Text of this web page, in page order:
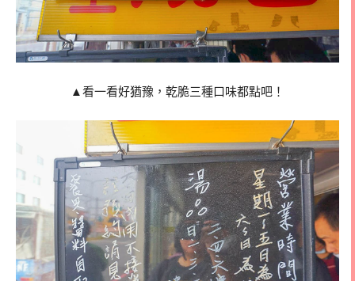
▲看一看好猶豫，乾脆三種口味都點吧！